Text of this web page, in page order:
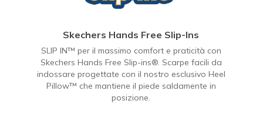
Skechers Hands Free Slip-Ins
SLIP IN™ per il massimo comfort e praticità con
Skechers Hands Free Slip-ins®. Scarpe facili da
indossare progettate con il nostro esclusivo Heel
Pillow™ che mantiene il piede saldamente in
posizione.